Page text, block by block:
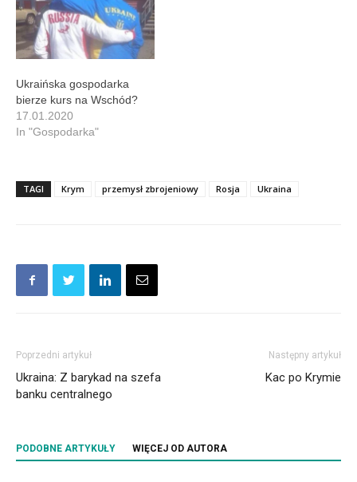
Ukraińska gospodarka
bierze kurs na Wschód?
17.01.2020
In "Gospodarka"
TAGI Krym przemysł zbrojeniowy Rosja Ukraina
Poprzedni artykuł
Ukraina: Z barykad na szefa
banku centralnego
Następny artykuł
Kac po Krymie
PODOBNE ARTYKUŁY WIĘCEJ OD AUTORA